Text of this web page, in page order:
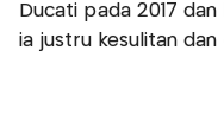
Ducati pada 2017
ia justru kesulitan dan